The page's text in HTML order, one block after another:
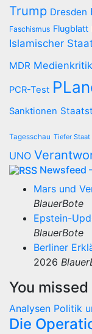
Trump Dresden
Faschismus Flugblatt
Islamischer
MDR Medienkritik
PCR-Test
Sanktionen
Tagesschau Tiefer Staat
UNO
Newsfeed
Mars und
BlauerBote
Epstein-
BlauerBote
Berliner
2026
You missed
Analysen Politik
Die